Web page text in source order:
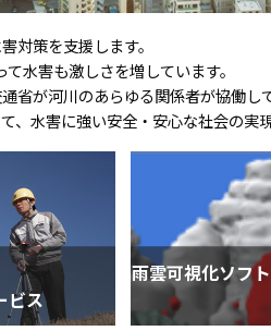
対策を支援します。
水害も激しさを増しています。
が河川のあらゆる関係者が協働
水害に強い安全・安心な社会の実現
ビス
雨雲可視化ソフ